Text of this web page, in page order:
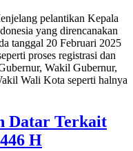
pelantikan Kepala
yang direncanakan
tanggal 20 Februari 2025
proses registrasi dan
Wakil Gubernur,
Wali Kota seperti halnya
Datar Terkait
H